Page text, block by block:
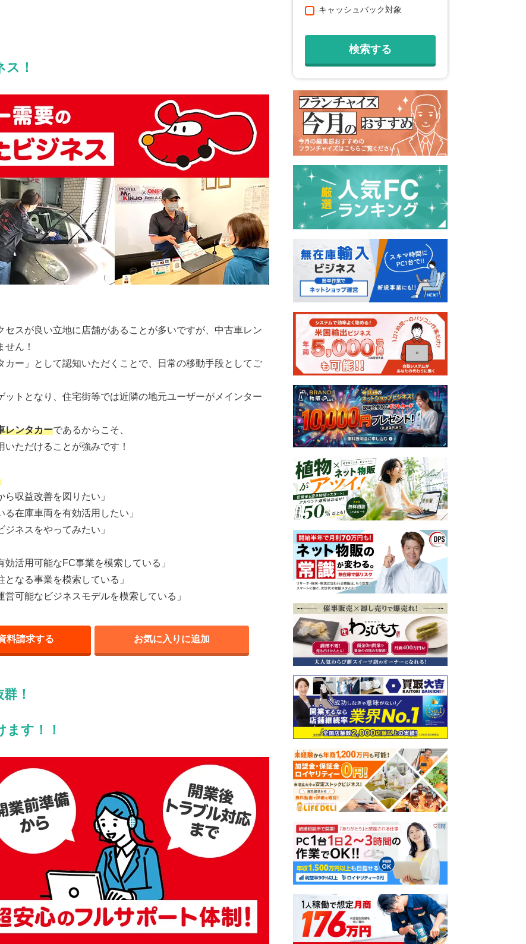
！
スが良い立地に店舗があることが多いですが、中古車レン
ん！
ー」として認知いただくことで、日常の移動手段としてご
トとなり、住宅街等では近隣の地元ユーザーがメインター
レンタカーであるからこそ、
ただけることが強みです！
収益改善を図りたい」
在庫車両を有効活用したい」
ネスをやってみたい」
活用可能なFC事業を模索している」
なる事業を模索している」
可能なビジネスモデルを模索している」
料請求する お気に入りに追加
！
す！！
キャッシュバック対象